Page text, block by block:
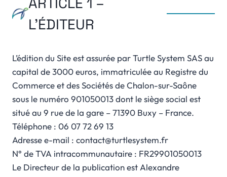
L’ÉDITEUR
L’édition du Site est assurée par Turtle System SAS au
capital de 3000 euros, immatriculée au Registre du
Commerce et des Sociétés de Chalon-sur-Saône
sous le numéro 901050013 dont le siège social est
situé au 9 rue de la gare – 71390 Buxy – France.
Téléphone : 06 07 72 69 13
Adresse e-mail : contact@turtlesystem.fr
N° de TVA intracommunautaire : FR29901050013
Le Directeur de la publication est Alexandre